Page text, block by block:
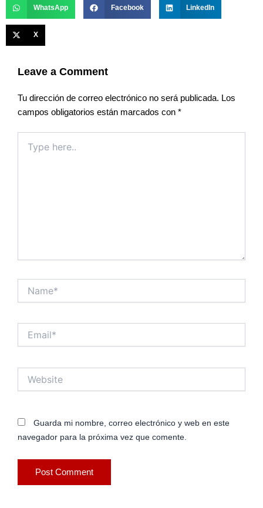
WhatsApp Facebook LinkedIn
X
Leave a Comment
Tu dirección de correo electrónico no será publicada. Los
campos obligatorios están marcados con *
here..
Guarda mi nombre, correo electrónico y web en este
navegador para la próxima vez que comente.